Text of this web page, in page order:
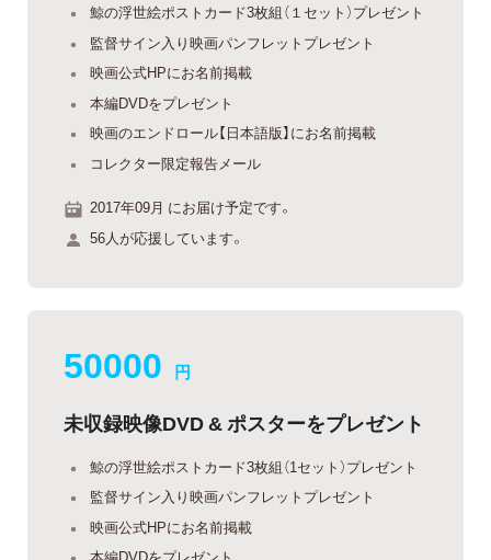
鯨の浮世絵ポストカード3枚組（１セット）プレゼント
監督サイン入り映画パンフレットプレゼント
映画公式HPにお名前掲載
本編DVDをプレゼント
映画のエンドロール【日本語版】にお名前掲載
コレクター限定報告メール
2017年09月 にお届け予定です。
56人が応援しています。
50000 円
未収録映像DVD & ポスターをプレゼント
鯨の浮世絵ポストカード3枚組（1セット）プレゼント
監督サイン入り映画パンフレットプレゼント
映画公式HPにお名前掲載